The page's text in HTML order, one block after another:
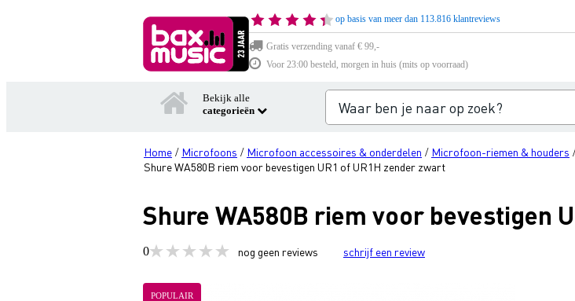
op basis van meer dan 113.816 klantreviews
Gratis verzending vanaf € 99,-
Voor 23:00 besteld, morgen in huis (mits op voorraad)
Bekijk alle
categorieën
Home / Microfoons / Microfoon accessoires & onderdelen / Microfoon-riemen & houders
Shure WA580B riem voor bevestigen UR1 of UR1H zender zwart
Shure WA580B riem voor bevestigen
0 nog geen reviews schrijf een review
POPULAIR